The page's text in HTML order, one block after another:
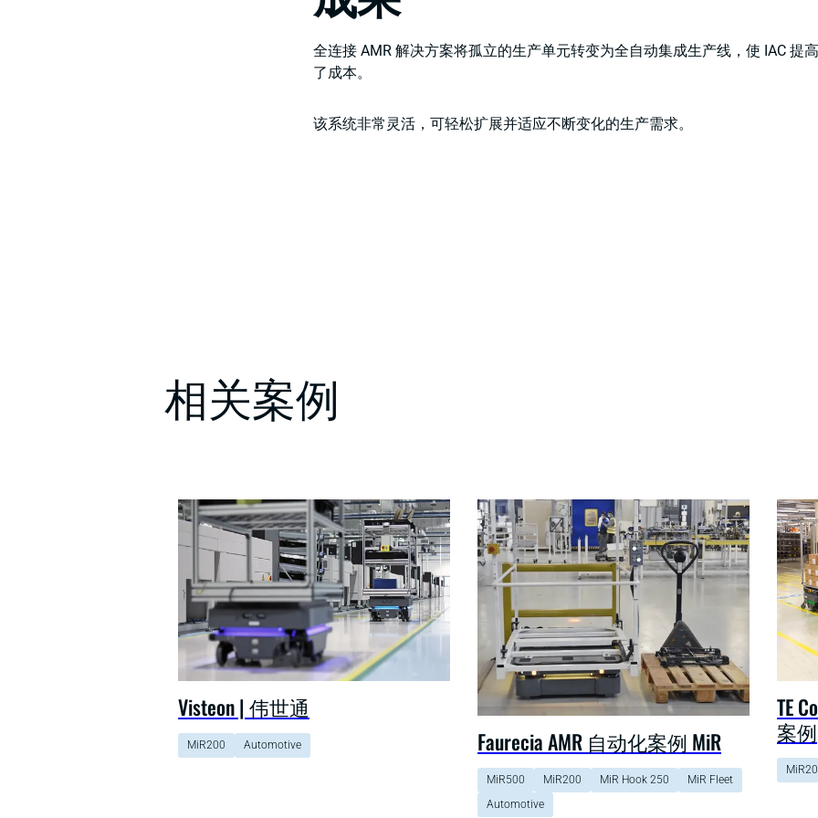
全连接 AMR 解决方案将孤立的生产单元转变为全自动集成生产线，使 IAC 提
了成本。
该系统非常灵活，可轻松扩展并适应不断变化的生产需求。
相关案例
Visteon | 伟世通
MiR200 Automotive Faurecia AMR 自动化案例 MiR
MiR500 MiR200 MiR Hook 250
MiR Fleet
Automotive
TE
案例